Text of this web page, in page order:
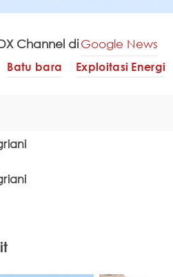
Channel diGoogle News
Batu bara Exploitasi Energi